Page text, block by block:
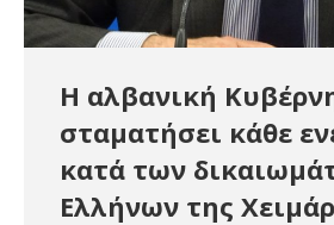
Η αλβανική
σταματήσει κάθε
κατά των
Ελλήνων της